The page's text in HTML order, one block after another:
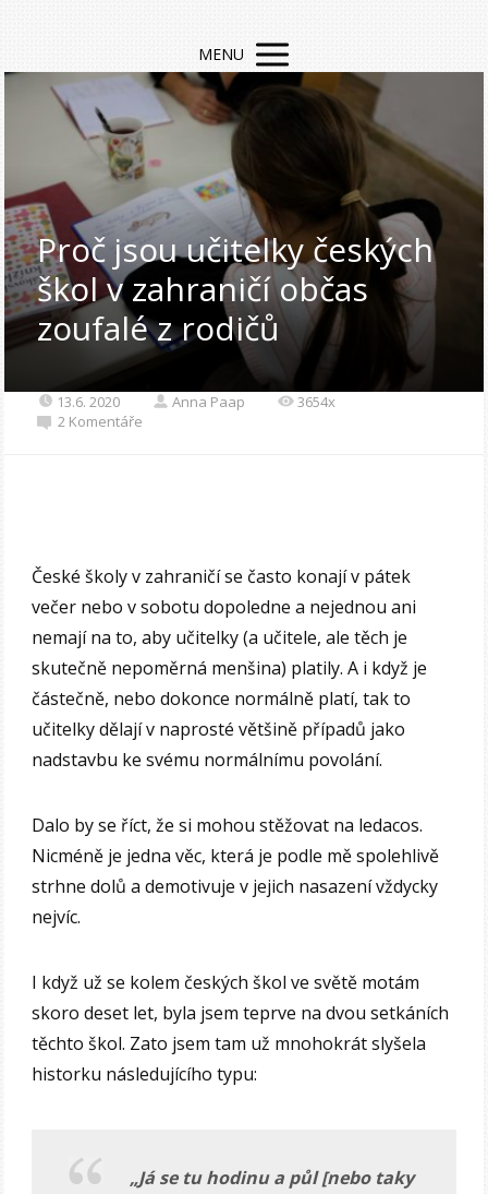
MENU
Proč jsou učitelky českých
škol v zahraničí občas
zoufalé z rodičů
13.6. 2020 Anna Paap
3654x
2 Komentáře
České školy v zahraničí se často konají v pátek
večer nebo v sobotu dopoledne a nejednou ani
nemají na to, aby učitelky (a učitele, ale těch je
skutečně nepoměrná menšina) platily. A i když je
částečně, nebo dokonce normálně platí, tak to
učitelky dělají v naprosté většině případů jako
nadstavbu ke svému normálnímu povolání.
Dalo by se říct, že si mohou stěžovat na ledacos.
Nicméně je jedna věc, která je podle mě spolehlivě
strhne dolů a demotivuje v jejich nasazení vždycky
nejvíc.
I když už se kolem českých škol ve světě motám
skoro deset let, byla jsem teprve na dvou setkáních
těchto škol. Zato jsem tam už mnohokrát slyšela
historku následujícího typu:
„Já se tu hodinu a půl [nebo taky